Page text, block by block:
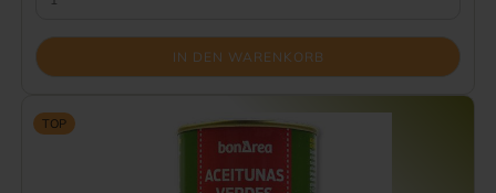
IN DEN WARENKORB
TOP